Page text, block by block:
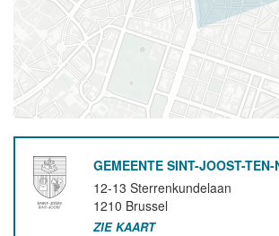
GEMEENTE SINT-JOOST-TEN-
12-13 Sterrenkundelaan
1210 Brussel
ZIE KAART